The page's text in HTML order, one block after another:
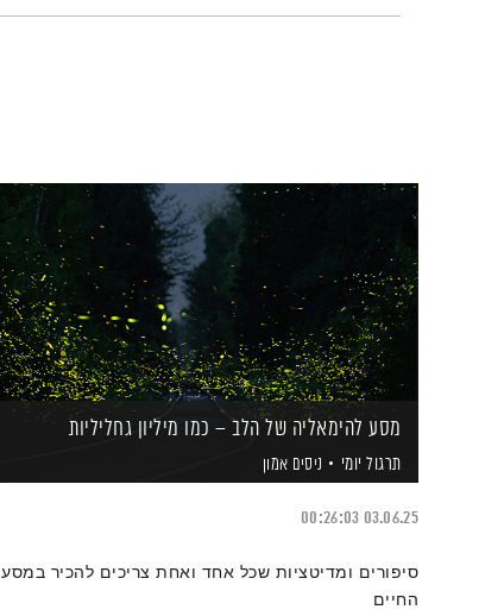
מסע להימאליה של הלב – כמו מיליון גחליליות
תרגול יומי ניסים אמון
03.06.25
00:26:03
סיפורים ומדיטציות שכל אחד ואחת צריכים להכיר במסע
החיים